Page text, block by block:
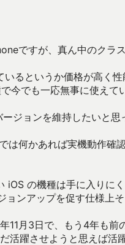
ですが、真ん中のクラ
るというか価格が高く
今でも一応無事に使えて
ジョンを維持したいと思
は何かあれば実機動作確
iOS の機種は手に入りに
ンアップを促す仕様上
11月3日で、もう4年も
活躍させようと思えば活